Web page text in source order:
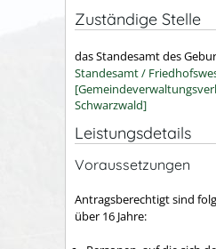
Zuständige Stelle
das Standesamt des
Standesamt /
Schwarzwald]
Leistungsdetails
Voraussetzungen
Antragsberechtigt sind
über 16 Jahre: